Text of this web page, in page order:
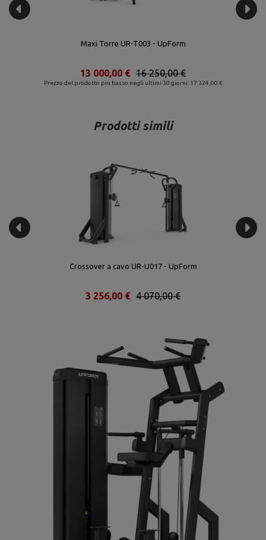
Il vogatore UF-004 - UpForm
Prezzo del prodotto più basso negli ultimi 30 giorni: 2 620,80 €
2 320,00 €
1 856,00 €
Prodotti simili
Crossover a cavo UR-U017 - UpForm
4 070,00 €
3 256,00 €